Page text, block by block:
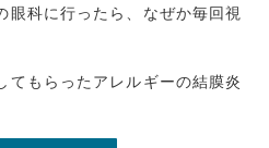
眼科に行ったら、なぜか毎回視
てもらったアレルギーの結膜炎